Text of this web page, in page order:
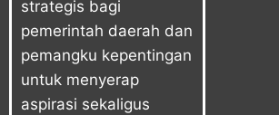
strategis bagi
pemerintah daerah dan
pemangku kepentingan
untuk menyerap
aspirasi sekaligus